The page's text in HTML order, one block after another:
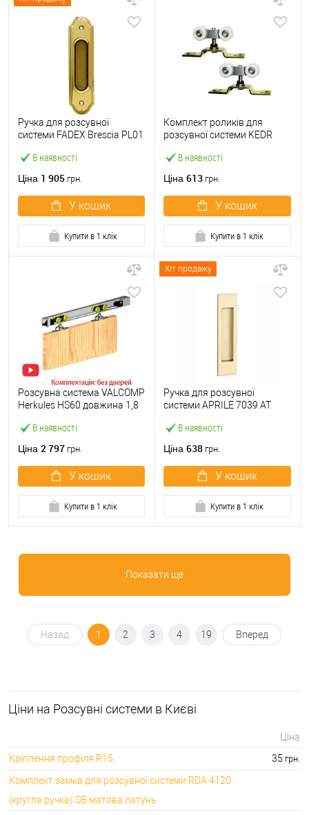
В наявності
Ручка для розсувної
системи FADEX Brescia PL01
Ціна 1 905 грн.
У кошик
Купити в 1 клік
В наявності
Комплект роликів для
розсувної системи KEDR
Ціна 613 грн.
У кошик
Купити в 1 клік
В наявності
Розсувна система VALCOMP
Herkules HS60 довжина 1,8
кг
Ціна 2 797 грн.
У кошик
Купити в 1 клік
Хіт продажу
В наявності
Ручка для розсувної
системи APRILE 7039 AT
Ціна 638 грн.
У кошик
Купити в 1 клік
Показати ще
Назад 1 2 3 4 19 Вперед
Ціни на Розсувні системи в Києві
Ціна
Кріплення профіля R15
35 грн.
Комплект замка для розсувної системи RDA 4120
(кругла ручка) SB матова латунь